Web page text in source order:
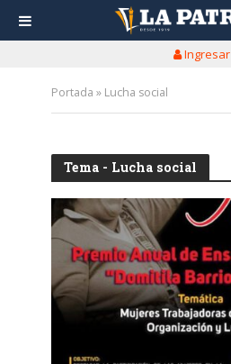
Ingresar
Portada » Lucha social
Tema - Lucha social